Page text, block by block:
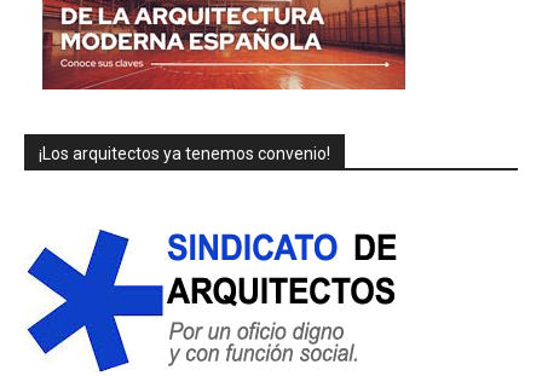
¡Los arquitectos ya tenemos convenio!